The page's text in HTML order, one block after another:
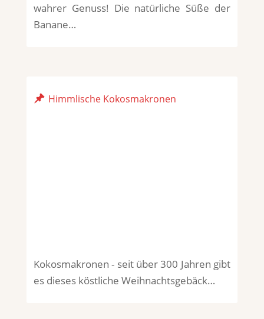
wahrer Genuss! Die natürliche Süße der
Banane…
Himmlische Kokosmakronen
Kokosmakronen - seit über 300 Jahren gibt
es dieses köstliche Weihnachtsgebäck…